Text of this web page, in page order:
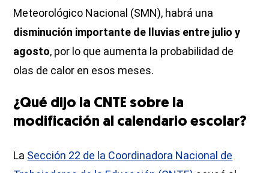
Meteorológico Nacional (SMN), habrá una
disminución importante de lluvias entre julio y
agosto, por lo que aumenta la probabilidad de
olas de calor en esos meses.
¿Qué dijo la CNTE sobre la
modificación al calendario escolar?
La Sección 22 de la Coordinadora Nacional de